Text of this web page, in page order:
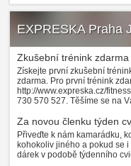
EXPRESKA Praha
Zkušební trénink zdarma
Získejte první zkušební
zdarma. Pro první trénink
http://www.expreska.cz/
730 570 527. Těšíme se na
Za novou členku týden
Přiveďte k nám kamarádku,
kohokoliv jiného a pokud se
dárek v podobě týdenního